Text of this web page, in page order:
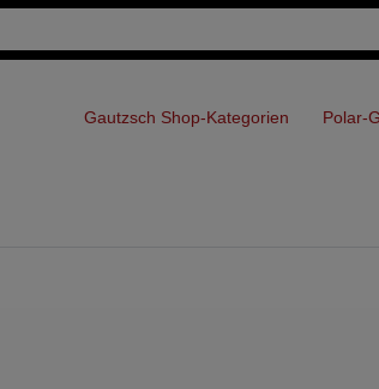
Gautzsch Shop-Kategorien Polar-